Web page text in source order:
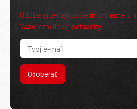
Odoberajte najnovšie informácie o
Vašej emailovej schránky.
Odoberať